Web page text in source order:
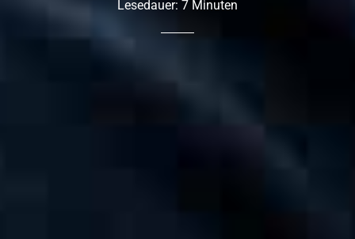
Lesedauer: 7 Minuten